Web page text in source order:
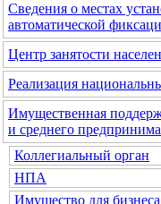
Сведения о местах
автоматической
Центр занятости
Реализация
Имущественная
и среднего
Коллегиальный орган
НПА
Имущество для бизнеса